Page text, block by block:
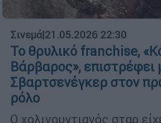
Σινεμά|21.05.2026 22:30
Το θρυλικό franchise,
Βάρβαρος», επιστρέφει
Σβαρτσενέγκερ στον
ρόλο
Ο χολιγουντιανός σταρ